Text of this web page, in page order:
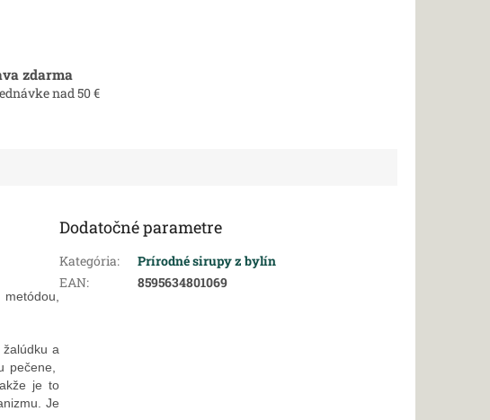
zdarma
nad 50 €
a
pečene,
je to
Je
Dodatočné parametre
Kategória:
Prírodné sirupy z bylín
EAN: 8595634801069